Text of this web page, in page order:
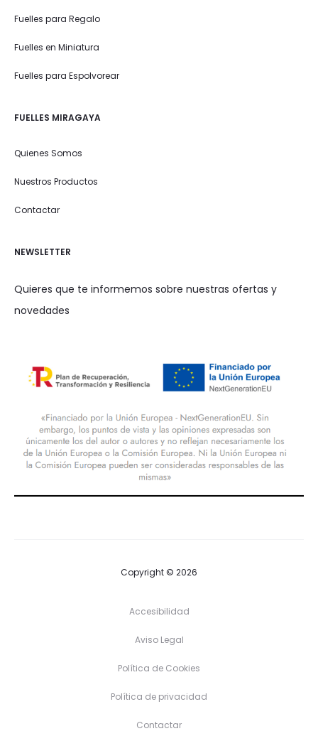
Fuelles para Regalo
Fuelles en Miniatura
Fuelles para Espolvorear
FUELLES MIRAGAYA
Quienes Somos
Nuestros Productos
Contactar
NEWSLETTER
Quieres que te informemos sobre nuestras ofertas y
novedades
Copyright © 2026
Accesibilidad
Aviso Legal
Política de Cookies
Política de privacidad
Contactar